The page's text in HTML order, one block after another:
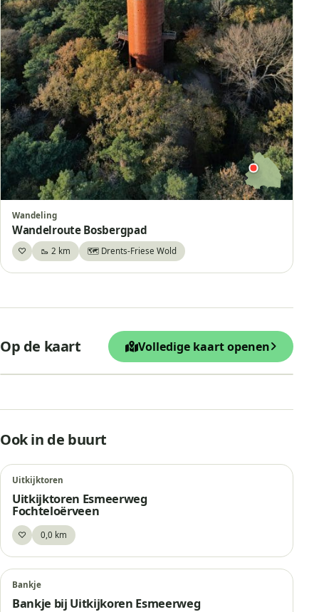
Wandeling
Wandelroute Bosbergpad
♡Bewaar🥾 2 km 🗺️ Drents-Friese Wold
Op de kaart Volledige kaart openen
Bankje bij Uitkijkoren
Uitkijktoren
−
Ook in de buurt
Uitkijktoren
Uitkijktoren Esmeerweg
Fochteloërveen
♡Bewaar0,0 km
Bankje
Bankje bij Uitkijkoren Esmeerweg